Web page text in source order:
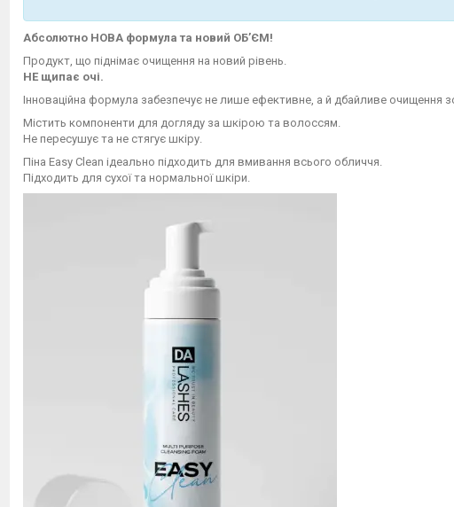
Абсолютно НОВА формула та новий ОБ’ЄМ!
Продукт, що піднімає очищення на новий рівень.
НЕ щипає очі.
Інноваційна формула забезпечує не лише ефективне, а й дбайливе очищення
Містить компоненти для догляду за шкірою та волоссям.
Не пересушує та не стягує шкіру.
Піна Easy Clean ідеально підходить для вмивання всього обличчя.
Підходить для сухої та нормальної шкіри.